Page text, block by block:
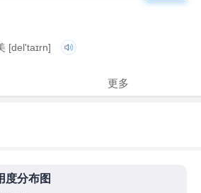
[del'taɪrn]
更多
度分布图